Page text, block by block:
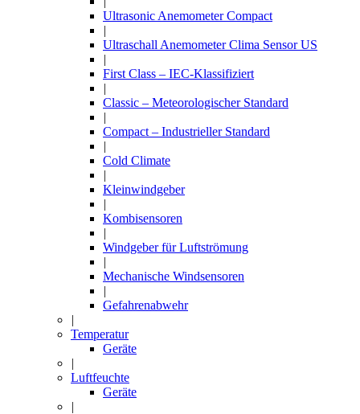
Ultrasonic Anemometer Compact
|
Ultraschall Anemometer Clima Sensor US
|
First Class – IEC-Klassifiziert
|
Classic – Meteorologischer Standard
|
Compact – Industrieller Standard
|
Cold Climate
|
Kleinwindgeber
|
Kombisensoren
|
Windgeber für Luftströmung
|
Mechanische Windsensoren
|
Gefahrenabwehr
|
Temperatur
Geräte
|
Luftfeuchte
Geräte
|